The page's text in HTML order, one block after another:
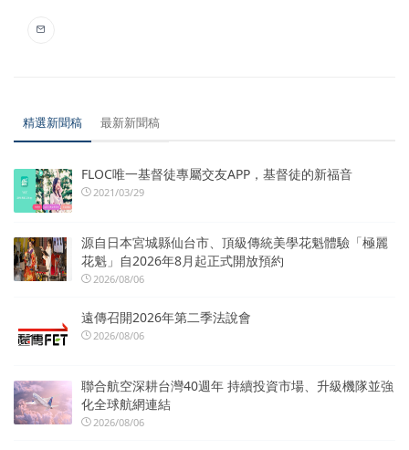
精選新聞稿 最新新聞稿
FLOC唯一基督徒專屬交友APP，基督徒的新福音
2021/03/29
源自日本宮城縣仙台市、頂級傳統美學花魁體驗「極麗
花魁」自2026年8月起正式開放預約
2026/08/06
遠傳召開2026年第二季法說會
2026/08/06
聯合航空深耕台灣40週年 持續投資市場、升級機隊並強
化全球航網連結
2026/08/06